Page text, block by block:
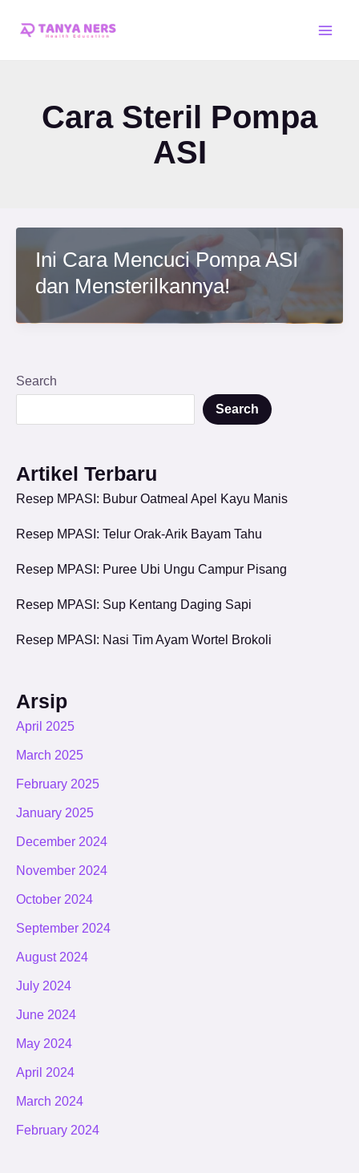
Cara Steril Pompa
ASI
Ini Cara Mencuci Pompa ASI
dan Mensterilkannya!
Search
Search
Artikel Terbaru
Resep MPASI: Bubur Oatmeal Apel Kayu Manis
Resep MPASI: Telur Orak-Arik Bayam Tahu
Resep MPASI: Puree Ubi Ungu Campur Pisang
Resep MPASI: Sup Kentang Daging Sapi
Resep MPASI: Nasi Tim Ayam Wortel Brokoli
Arsip
April 2025
March 2025
February 2025
January 2025
December 2024
November 2024
October 2024
September 2024
August 2024
July 2024
June 2024
May 2024
April 2024
March 2024
February 2024